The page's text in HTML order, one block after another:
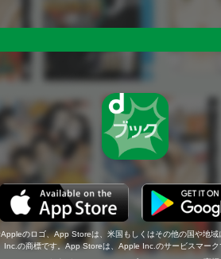
Appleのロゴ、App Storeは、米国もしくはその他の国や地域
Inc.の商標です。App Storeは、Apple Inc.のサービスマーク